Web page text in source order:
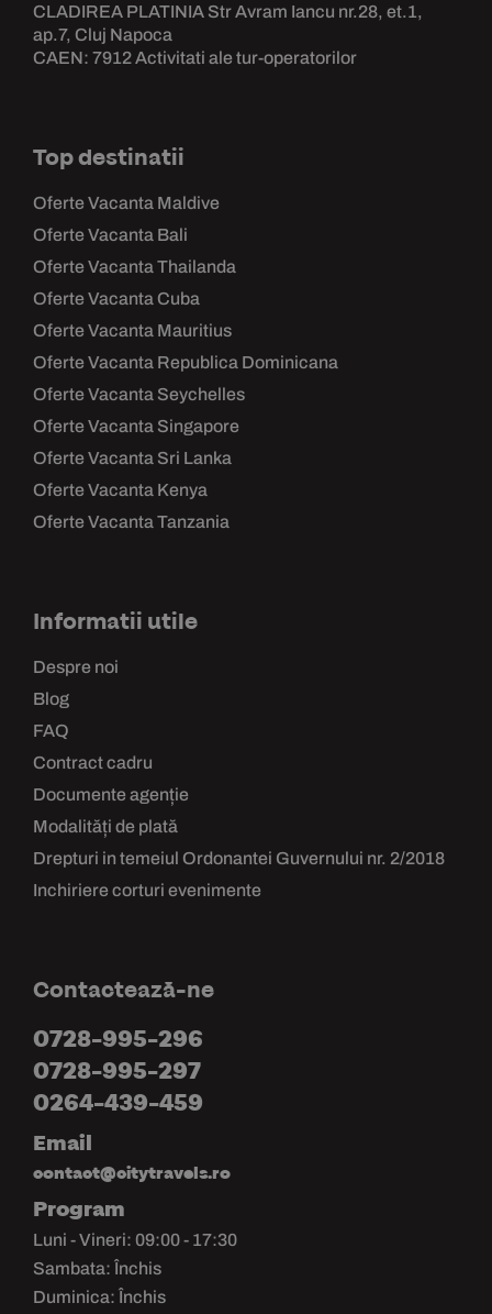
CLADIREA PLATINIA Str Avram Iancu nr.28, et.1,
ap.7, Cluj Napoca
CAEN: 7912 Activitati ale tur-operatorilor
Top destinatii
Oferte Vacanta Maldive
Oferte Vacanta Bali
Oferte Vacanta Thailanda
Oferte Vacanta Cuba
Oferte Vacanta Mauritius
Oferte Vacanta Republica Dominicana
Oferte Vacanta Seychelles
Oferte Vacanta Singapore
Oferte Vacanta Sri Lanka
Oferte Vacanta Kenya
Oferte Vacanta Tanzania
Informatii utile
Despre noi
Blog
FAQ
Contract cadru
Documente agenție
Modalități de plată
Drepturi in temeiul Ordonantei Guvernului nr. 2/2018
Inchiriere corturi evenimente
Contactează-ne
0728-995-296
0728-995-297
0264-439-459
Email
contact@citytravels.ro
Program
Luni - Vineri: 09:00 - 17:30
Sambata: Închis
Duminica: Închis